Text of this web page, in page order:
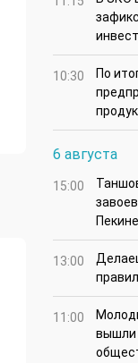
10:30
По
6 августа
15:00
Пекине
13:00
11:00
вышли